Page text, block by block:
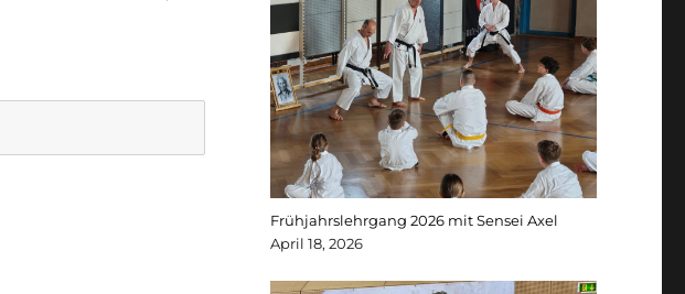
Frühjahrslehrgang 2026 mit Sensei Axel
April 18, 2026